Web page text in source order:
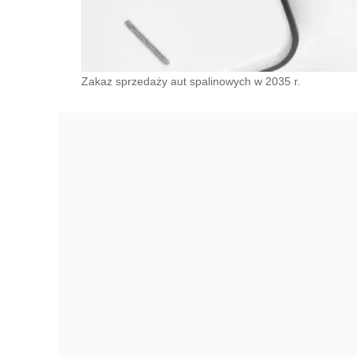
Zakaz sprzedaży aut spalinowych w 2035 r.